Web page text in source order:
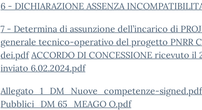
6 - DICHIARAZIONE ASSENZA
7 - Determina di assunzione dell’incarico di
generale tecnico-operativo del progetto PNRR
dei.pdf ACCORDO DI CONCESSIONE ricevuto il
inviato 6.02.2024.pdf
Allegato_1_DM_Nuove_competenze-signed.pdf
Pubblici_DM 65_MEAGO O.pdf